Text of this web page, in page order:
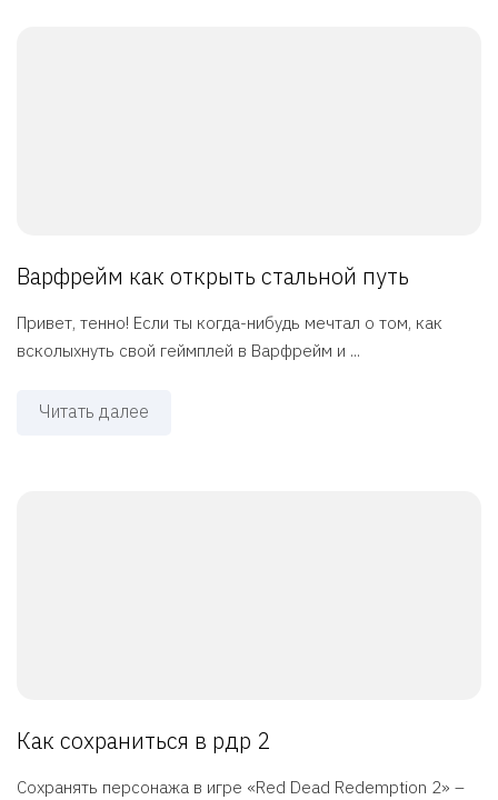
Варфрейм как открыть стальной путь
Привет, тенно! Если ты когда-нибудь мечтал о том, как
всколыхнуть свой геймплей в Варфрейм и ...
Читать далее
Как сохраниться в рдр 2
Сохранять персонажа в игре «Red Dead Redemption 2» –